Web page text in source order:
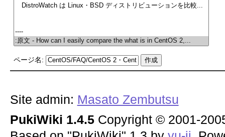
ページ名:
Site admin: Masato Zembutsu
PukiWiki 1.4.5Copyright © 2001-